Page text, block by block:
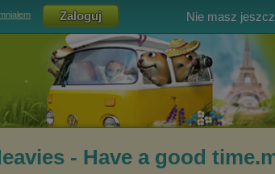
Nie masz
- Have a good